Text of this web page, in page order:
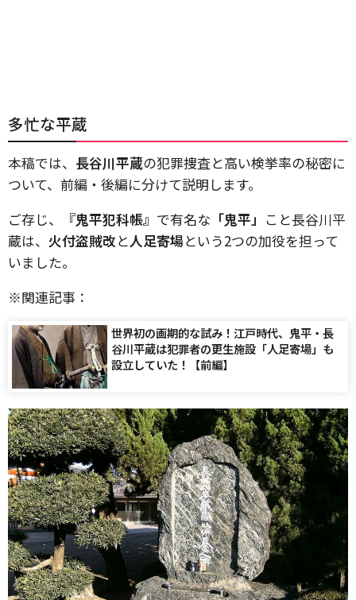
多忙な平蔵
本稿では、 長谷川平蔵の犯罪捜査と高い検挙率の秘密に
ついて、前編・後編に分けて説明します。
ご存じ、
『鬼平犯科帳』 で有名な 「鬼平」 こと長谷川平
蔵は、 火付盗賊改と人足寄場という2つの加役を担って
いました。
※関連記事：
世界初の画期的な試み！江戸時代、鬼平・長
谷川平蔵は犯罪者の更生施設「人足寄場」も
設立していた！【前編】